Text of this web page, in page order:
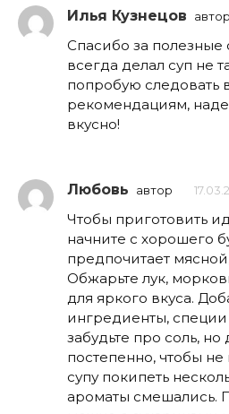
Илья Кузнецов автор
Спасибо за полезные
всегда делал суп не
попробую следовать
рекомендациям,
вкусно!
Любовь автор
Чтобы приготовить
начните с хорошего
предпочитает
Обжарьте лук,
для яркого вкуса.
ингредиенты, специи
забудьте про соль, но
постепенно, чтобы
супу покипеть
ароматы смешались.